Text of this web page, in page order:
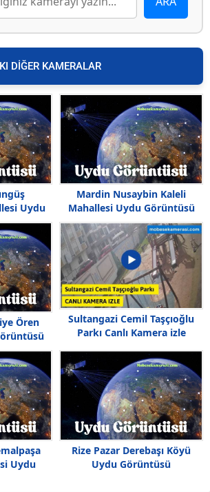
DİĞER KAMERALAR
Uydu
Mardin Nusaybin Kaleli
Mahallesi Uydu Görüntüsü
Haritası
Ören
Sultangazi Cemil Taşçıoğlu
Parkı Canlı Kamera izle
Uydu
Rize Pazar Derebaşı Köyü
Uydu Görüntüsü